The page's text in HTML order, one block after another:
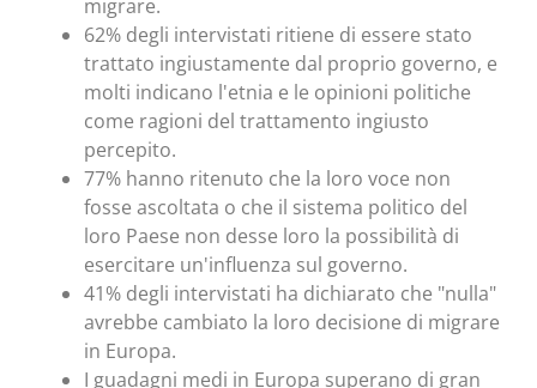
migrare.
62% degli intervistati ritiene di essere stato
trattato ingiustamente dal proprio governo, e
molti indicano l'etnia e le opinioni politiche
come ragioni del trattamento ingiusto
percepito.
77% hanno ritenuto che la loro voce non
fosse ascoltata o che il sistema politico del
loro Paese non desse loro la possibilità di
esercitare un'influenza sul governo.
41% degli intervistati ha dichiarato che "nulla"
avrebbe cambiato la loro decisione di migrare
in Europa.
I guadagni medi in Europa superano di gran